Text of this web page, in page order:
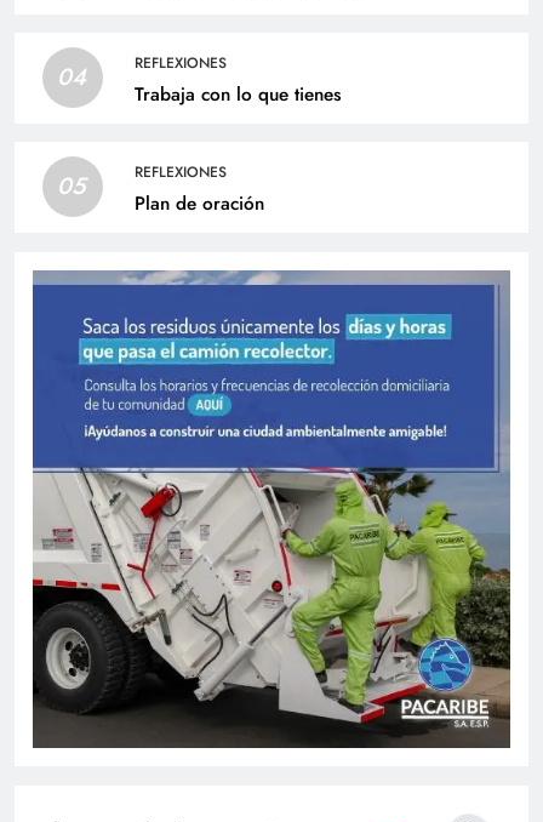
04 REFLEXIONES
Trabaja con lo que tienes
05 REFLEXIONES
Plan de oración